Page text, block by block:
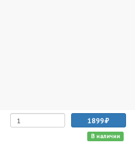
1899
В наличии